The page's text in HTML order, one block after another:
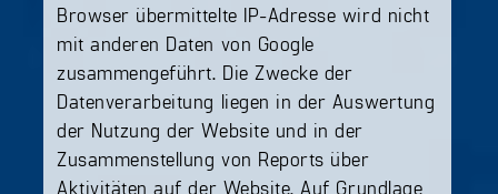
Browser übermittelte IP-Adresse wird nicht
mit anderen Daten von Google
zusammengeführt. Die Zwecke der
Datenverarbeitung liegen in der Auswertung
der Nutzung der Website und in der
Zusammenstellung von Reports über
Aktivitäten auf der Website. Auf Grundlage